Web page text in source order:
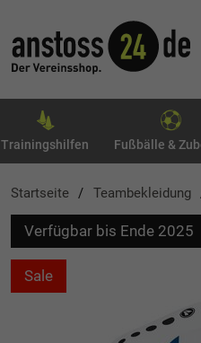
Trainingshilfen Fußbälle &
Startseite Teambekleidung
Verfügbar bis Ende 2025
Sale